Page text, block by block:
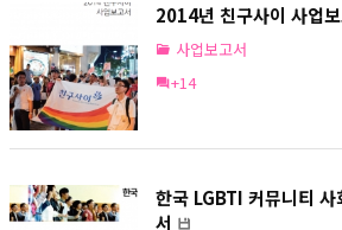
2014년 친구사이 사업
사업보고서
+14
한국 LGBTI 커뮤니티
서